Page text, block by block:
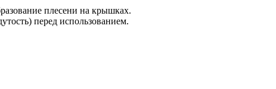
плесени на крышках.
перед использованием.